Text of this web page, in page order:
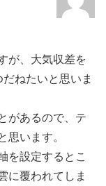
が、大気収差を
ねたいと思いま
があるので、テ
思います。
を設定するとこ
に覆われてしま